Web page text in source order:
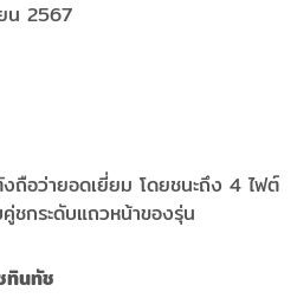
น 2567
อว่ายอดเยี่ยม โดยชนะถึง 4 ไฟต์
ชกระดับแถวหน้าของรุ่น
ทินทัช